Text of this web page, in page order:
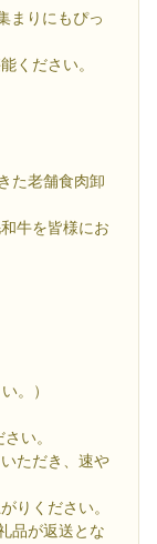
まりにもぴっ
ください。
た老舗食肉卸
牛を皆様にお
。）
い。
ただき、速や
りください。
品が返送とな